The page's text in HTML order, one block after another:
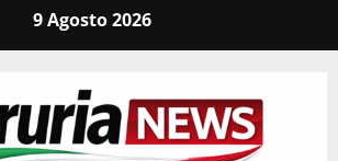
9 Agosto 2026